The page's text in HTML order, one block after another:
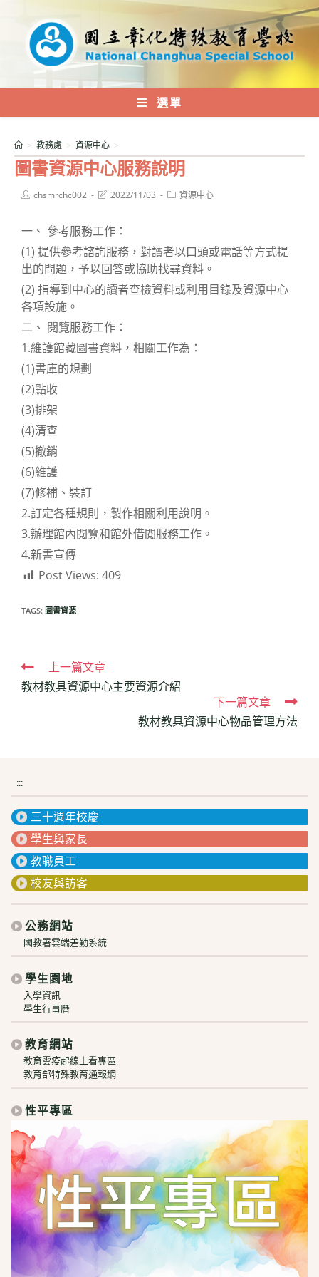
內
選單
圖書資源中心服務說明
> 教務處 > 資源中心 >
Postchsmrchc002
Post2022/11/03
Post資源中心
一、 參考服務工作：
(1) 提供參考諮詢服務，對讀者以口頭或電話等方式提
出的問題，予以回答或協助找尋資料。
(2) 指導到中心的讀者查檢資料或利用目錄及資源中心
各項設施。
二、 閱覽服務工作：
1.維護館藏圖書資料，相關工作為：
(1)書庫的規劃
(2)點收
(3)排架
(4)清查
(5)撤銷
(6)維護
(7)修補、裝訂
2.訂定各種規則，製作相關利用說明。
3.辦理館內閱覽和館外借閱服務工作。
4.新書宣傳
Post Views: 409
TAGS: 圖書資源
Read
more
上一篇文章
教材教具資源中心主要資源介紹
下一篇文章
教材教具資源中心物品管理方法
:::
三十週年校慶
學生與家長
教職員工
校友與訪客
公務網站
國教署雲端差勤系統
學生園地
入學資訊
學生行事曆
教育網站
教育雲疫起線上看專區
教育部特殊教育通報網
性平專區